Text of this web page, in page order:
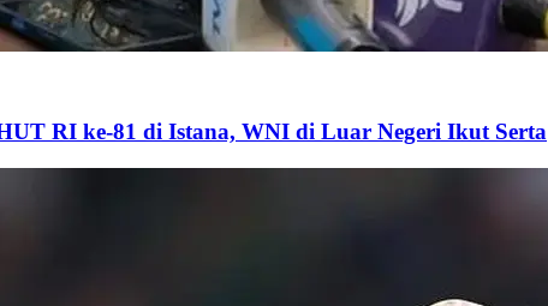
RI ke-81 di Istana, WNI di Luar Negeri Ikut Serta